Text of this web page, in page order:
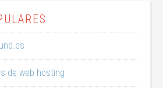
de web hosting